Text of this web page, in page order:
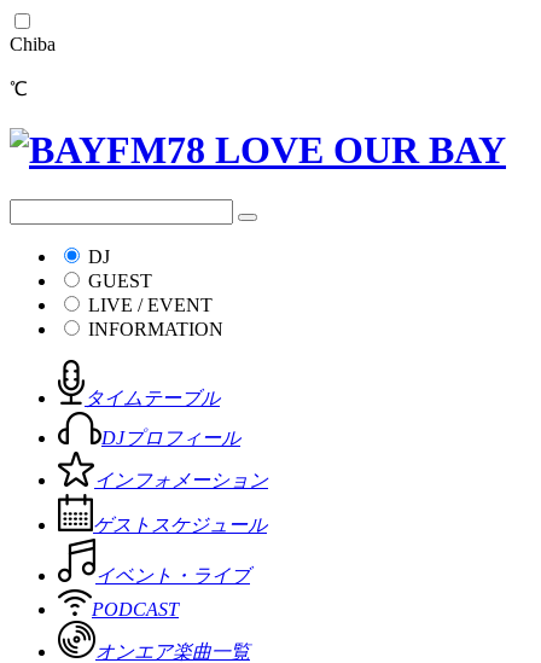
Chiba
℃
DJ
GUEST
LIVE / EVENT
INFORMATION
タイムテーブル
DJプロフィール
インフォメーション
ゲストスケジュール
イベント・ライブ
PODCAST
オンエア楽曲一覧